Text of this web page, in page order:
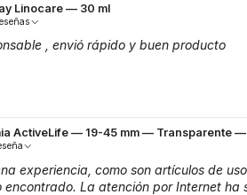
Linocare — 30 ml
reseñas
, envió rápido y buen producto
ActiveLife — 19-45 mm — Transparente
experiencia, como son artículos de
encontrado. La atención por Internet ha